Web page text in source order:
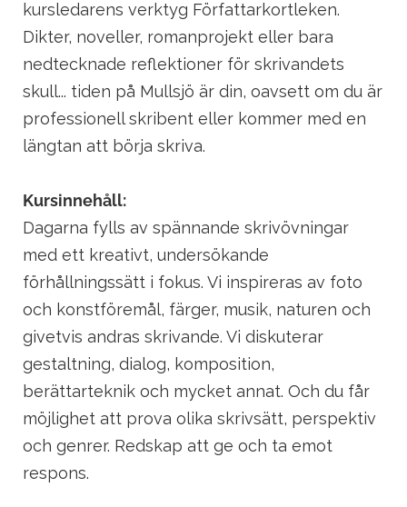
kursledarens verktyg Författarkortleken.
Dikter, noveller, romanprojekt eller bara
nedtecknade reflektioner för skrivandets
skull... tiden på Mullsjö är din, oavsett om du är
professionell skribent eller kommer med en
längtan att börja skriva.
Kursinnehåll:
Dagarna fylls av spännande skrivövningar
med ett kreativt, undersökande
förhållningssätt i fokus. Vi inspireras av foto
och konstföremål, färger, musik, naturen och
givetvis andras skrivande. Vi diskuterar
gestaltning, dialog, komposition,
berättarteknik och mycket annat. Och du får
möjlighet att prova olika skrivsätt, perspektiv
och genrer. Redskap att ge och ta emot
respons.